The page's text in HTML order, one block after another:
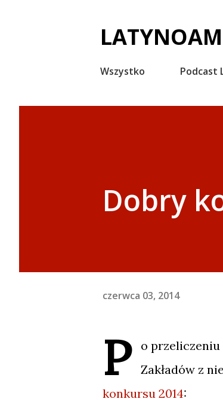
Wszystko Podcast
Dobry
czerwca 03, 2014
P
o
Zakładów z
konkursu 2014: